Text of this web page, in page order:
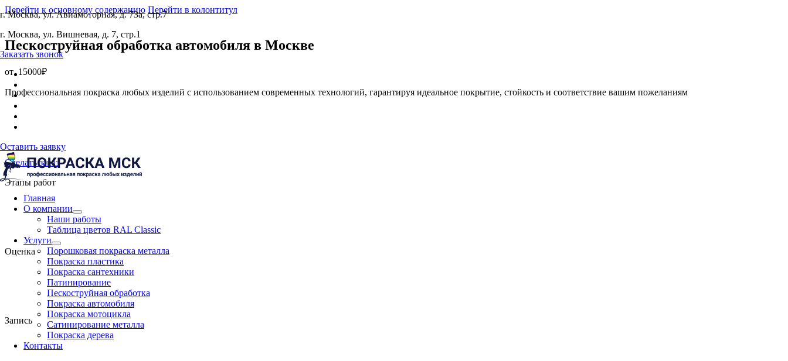
Перейти к основному содержанию Перейти в колонтитул
г. Москва, ул. Авиамоторная, д. 73а, стр.7
г. Москва, ул. Вишневая, д. 7, стр.1
Заказать звонок
Оставить заявку
Главная
О компании
Наши работы
Таблица цветов RAL Classic
Услуги
Порошковая покраска металла
Покраска пластика
Покраска сантехники
Патинирование
Пескоструйная обработка
Покраска автомобиля
Покраска мотоцикла
Сатинирование металла
Покраска дерева
Контакты
Пескоструйная обработка автомобиля в Москве
от 15000₽
Профессиональная покраска любых изделий с использованием современных технологий, гарантируя идеальное покрытие, стойкость и соответствие вашим пожеланиям
Сделать заказ
Этапы работ
Оценка
Запись